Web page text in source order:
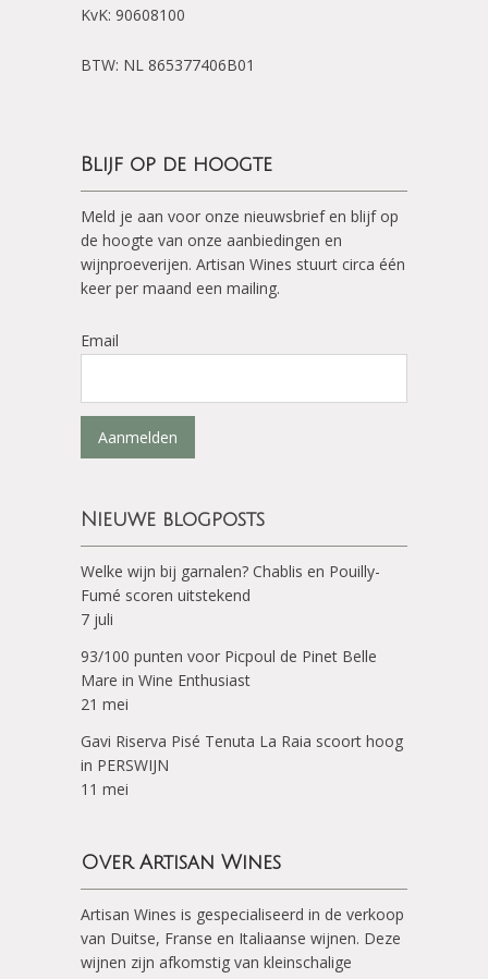
KvK: 90608100
BTW: NL 865377406B01
Blijf op de hoogte
Meld je aan voor onze nieuwsbrief en blijf op
de hoogte van onze aanbiedingen en
wijnproeverijen. Artisan Wines stuurt circa één
keer per maand een mailing.
Email
Aanmelden
Nieuwe blogposts
Welke wijn bij garnalen? Chablis en Pouilly-
Fumé scoren uitstekend
7 juli
93/100 punten voor Picpoul de Pinet Belle
Mare in Wine Enthusiast
21 mei
Gavi Riserva Pisé Tenuta La Raia scoort hoog
in PERSWIJN
11 mei
Over Artisan Wines
Artisan Wines is gespecialiseerd in de verkoop
van Duitse, Franse en Italiaanse wijnen. Deze
wijnen zijn afkomstig van kleinschalige